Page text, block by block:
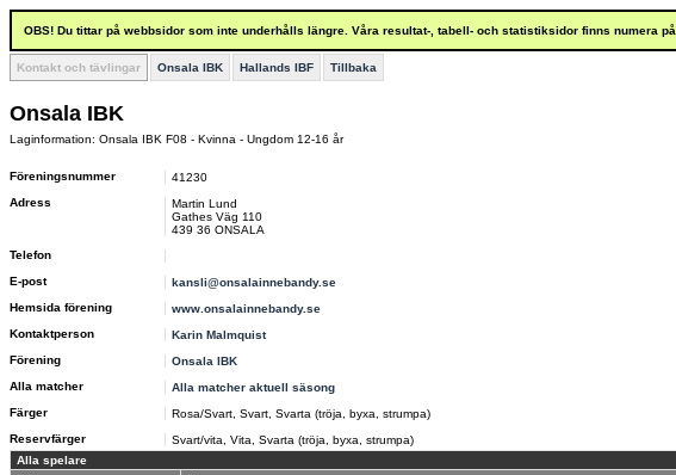
OBS! Du tittar på webbsidor som inte underhålls längre. Våra resultat-, tabell- och statistiksidor finns numera på
Kontakt och tävlingar Onsala IBK Hallands IBF Tillbaka
Onsala IBK
Laginformation: Onsala IBK F08 - Kvinna - Ungdom 12-16 år
Föreningsnummer
41230
Adress
Martin Lund
Gathes Väg 110
439 36 ONSALA
Telefon
E-post
kansli@onsalainnebandy.se
Hemsida förening
www.onsalainnebandy.se
Kontaktperson
Karin Malmquist
Förening
Onsala IBK
Alla matcher
Alla matcher aktuell säsong
Färger
Rosa/Svart, Svart, Svarta (tröja, byxa, strumpa)
Reservfärger
Svart/vita, Vita, Svarta (tröja, byxa, strumpa)
Alla spelare